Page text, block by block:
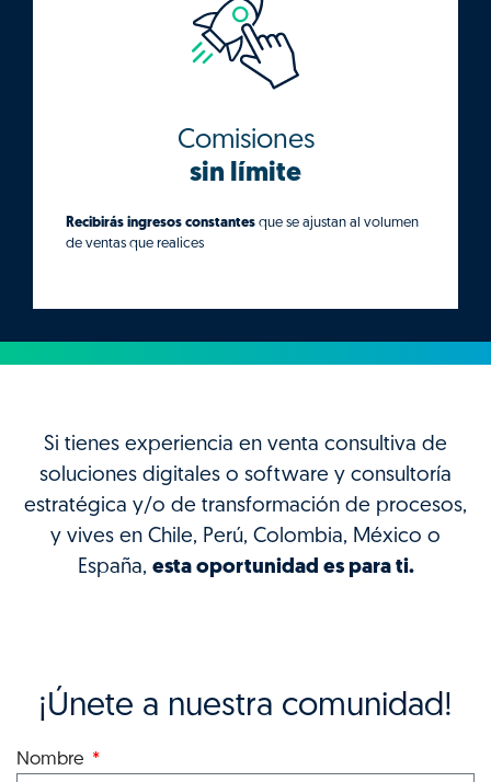
Comisiones
sin límite
Recibirás ingresos constantes que se ajustan al volumen
de ventas que realices
Si tienes experiencia en venta consultiva de
soluciones digitales o software y consultoría
estratégica y/o de transformación de procesos,
y vives en Chile, Perú, Colombia, México o
España, esta oportunidad es para ti.
¡Únete a nuestra comunidad!
Nombre